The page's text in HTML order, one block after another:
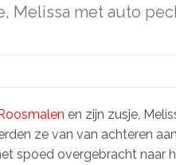
Melissa met auto
en zijn zusje,
ze van van achteren
spoed overgebracht naar